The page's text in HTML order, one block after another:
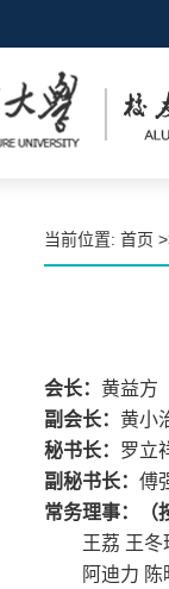
当前位置: 首页
会长： 黄益方
副会长： 黄小
秘书长： 罗立
副秘书长： 傅
常务理事：（
王荔 王冬玲
阿迪力 陈晓